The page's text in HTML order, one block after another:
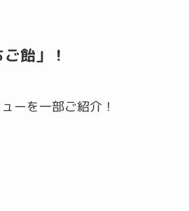
飴」！
ーを一部ご紹介！